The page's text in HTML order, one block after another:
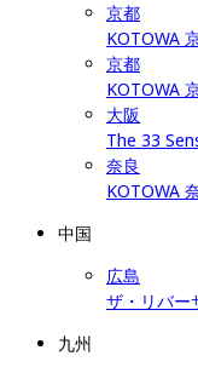
京都
KOTOWA
京都
KOTOWA
大阪
The 33
奈良
KOTOWA
中国
広島
ザ・リバー
九州